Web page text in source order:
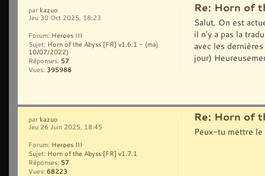
Re: Horn of
Salut, On est
il n'y a pas la
avec les
jour)
par kazuo
Jeu 30 Oct 2025, 18:23
Forum: Heroes III
Sujet: Horn of the Abyss [FR] v1.6.1 - (maj
10/07/2022)
Réponses: 57
Vues: 395988
Re: Horn of
Peux-tu mettre le
par kazuo
Jeu 26 Juin 2025, 18:45
Forum: Heroes III
Sujet: Horn of the Abyss [FR] v1.7.1
Réponses: 57
Vues: 68223